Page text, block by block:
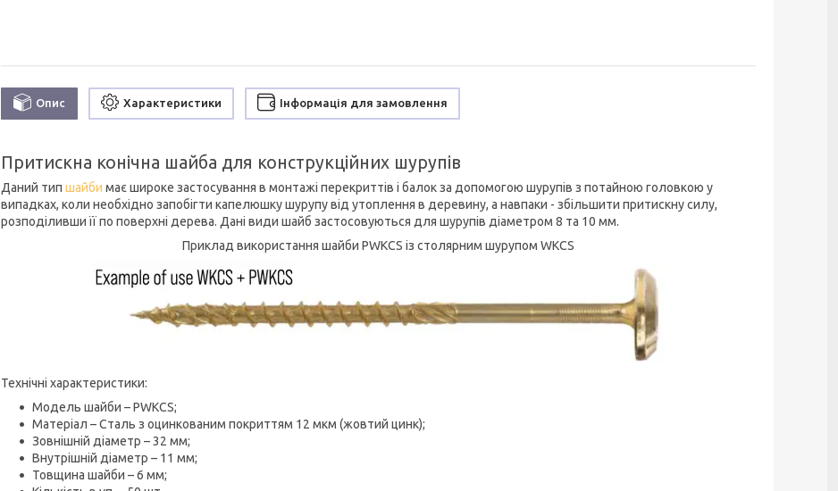
Опис Характеристики Інформація для замовлення
Притискна конічна шайба для конструкційних шурупів
Даний тип шайби має широке застосування в монтажі перекриттів і балок за допомогою шурупів з потайною головкою у
випадках, коли необхідно запобігти капелюшку шурупу від утоплення в деревину, а навпаки - збільшити притискну силу,
розподіливши її по поверхні дерева. Дані види шайб застосовуються для шурупів діаметром 8 та 10 мм.
Приклад використання шайби PWKCS із столярним шурупом WKCS
Технічні характеристики:
Модель шайби – PWKCS;
Матеріал – Сталь з оцинкованим покриттям 12 мкм (жовтий цинк);
Зовнішній діаметр – 32 мм;
Внутрішній діаметр – 11 мм;
Товщина шайби – 6 мм;